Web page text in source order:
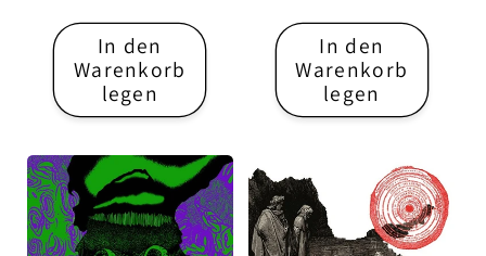
Preis
In den
Warenkorb
legen
Preis
In den
Warenkorb
legen